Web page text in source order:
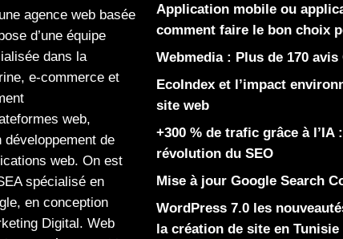
agence web basée
d’une équipe
dans la
, e-commerce et
web,
développement de
web. On est
spécialisé en
, en conception
Digital. Web
Application mobile ou
comment faire le bon choix
Webmedia : Plus de 170 avis
EcoIndex et l’impact
site web
+300 % de trafic grâce à l’IA
révolution du SEO
Mise à jour Google Search
WordPress 7.0 les
la création de site en Tunisie